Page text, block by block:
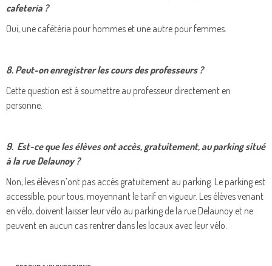
cafeteria ?
Oui, une cafétéria pour hommes et une autre pour femmes.
8. Peut-on enregistrer les cours des professeurs ?
Cette question est à soumettre au professeur directement en
personne.
9. Est-ce que les élèves ont accès, gratuitement, au parking situé
à la rue Delaunoy ?
Non, les élèves n’ont pas accès gratuitement au parking. Le parking est
accessible, pour tous, moyennant le tarif en vigueur. Les élèves venant
en vélo, doivent laisser leur vélo au parking de la rue Delaunoy et ne
peuvent en aucun cas rentrer dans les locaux avec leur vélo.